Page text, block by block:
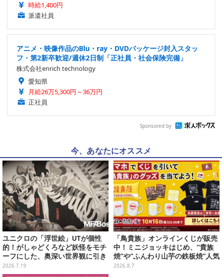
時給1,400円
派遣社員
アニメ・映像作品のBlu・ray・DVDパッケージ封入スタッ
フ・第2新卒歓迎/週休2日制「正社員・社会保険完備」
株式会社enrich technology
愛知県
月給26万5,300円～36万円
正社員
Sponsored by
今、あなたにオススメ
ユニクロの「浮世絵」UTが個性
的！がしゃどくろなど妖怪をモチ
ーフにした、奥深い世界観に引き
込まれる
2026.7.19
「鳥貴族」オンラインくじが販売
中！ミニジョッキはじめ、“貴族
焼”や”ふんわり山芋の鉄板焼”人気
メニューTシャツなどラインナッ
2026.8.7